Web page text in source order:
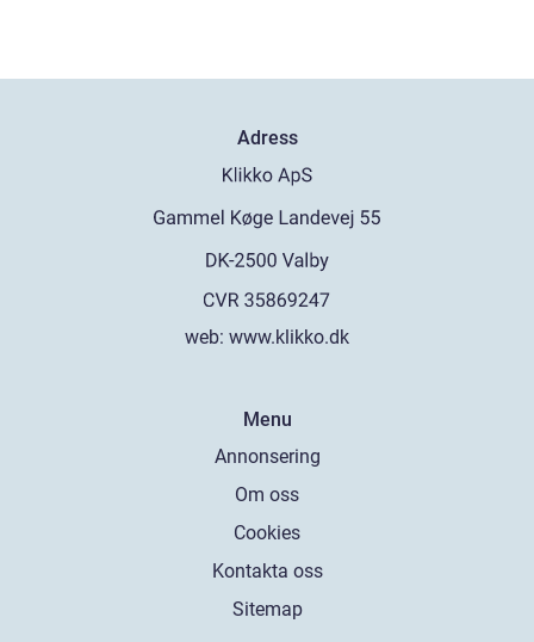
Adress
web: www.klikko.dk
Menu
Annonsering
Om oss
Cookies
Kontakta oss
Sitemap